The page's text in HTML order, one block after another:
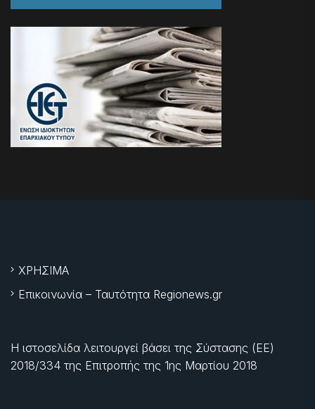
ΧΡΗΣΙΜΑ
Επικοινωνία – Ταυτότητα Regionews.gr
Η ιστοσελίδα λειτουργεί βάσει της Σύστασης (ΕΕ)
2018/334 της Επιτροπής της 1ης Μαρτίου 2018